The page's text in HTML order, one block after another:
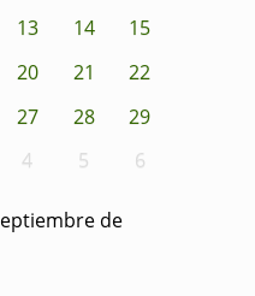
13 14
15
20 21
22
27 28
29
4 5 6
de